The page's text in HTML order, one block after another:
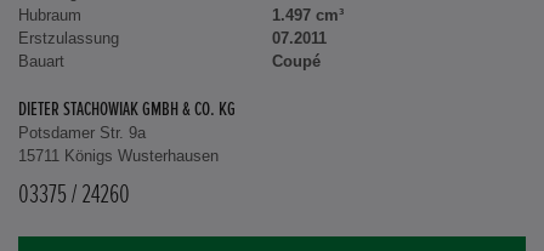
Hubraum
1.497 cm³
Erstzulassung
07.2011
Bauart
Coupé
DIETER STACHOWIAK GMBH & CO. KG
Potsdamer Str. 9a
15711 Königs Wusterhausen
03375 / 24260